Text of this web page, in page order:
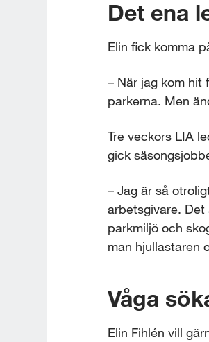
Det ena
Elin fick komma
– När jag kom hit
parkerna. Men
Tre veckors LIA
gick
– Jag är så
arbetsgivare.
parkmiljö och
man hjullastaren
Våga
Elin Fihlén vill